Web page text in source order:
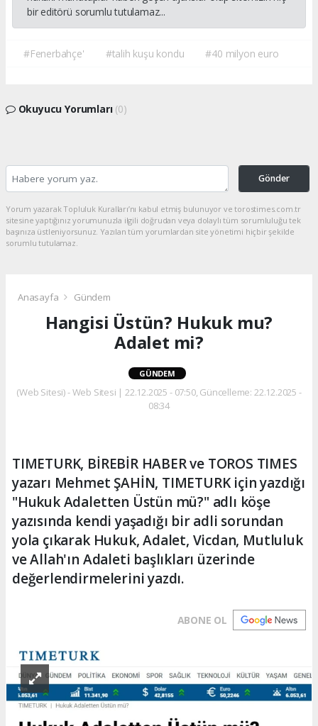
bir editörü sorumlu tutulamaz...
#Fenerbahçe' #talih kuşu kondu #40 milyon euro
Okuyucu Yorumları (0)
Gönder
Yorum yazarak Topluluk Kuralları’nı kabul etmiş bulunuyor ve torostimes.com.tr
sitesine yaptığınız yorumunuzla ilgili doğrudan veya dolaylı tüm sorumluluğu tek
başınıza üstleniyorsunuz. Yazılan tüm yorumlardan site yönetimi hiçbir şekilde
sorumlu tutulamaz.
Anasayfa Gündem
Hangisi Üstün? Hukuk mu?
Adalet mi?
GÜNDEM
(Web Sitesi) - Web Sitesi | 22.12.2025 - 07:50, Güncelleme: 22.12.2025 -
08:34
TIMETURK, BİREBİR HABER ve TOROS TIMES
yazarı Mehmet ŞAHİN, TIMETURK için yazdığı
"Hukuk Adaletten Üstün mü?" adlı köşe
yazısında kendi yaşadığı bir adli sorundan
yola çıkarak Hukuk, Adalet, Vicdan, Mutluluk
ve Allah'ın Adaleti başlıkları üzerinde
değerlendirmelerini yazdı.
ABONE OL